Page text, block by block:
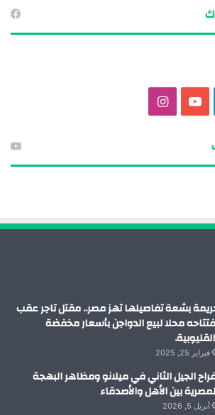
م
بشعة تفاصيلها تهز مصر.. مقتل تاجر عقب
محلا لبيع الدواجن بأسعار مخفضة
فبراير 25, 2025
الجيل الثاني في ميلانو ومظاهر البهجة
بين الأهل والأصدقاء
أبريل 5, 2026